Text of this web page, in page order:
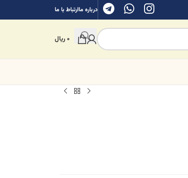
درباره ماارتباط با ما
0ریال